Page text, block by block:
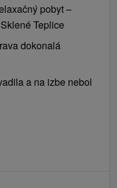
pobyt –
Teplice
dokonalá
a na izbe nebol